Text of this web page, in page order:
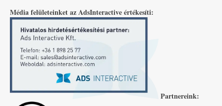
Média felületeinket az AdsInteractive értékesíti:
Partnereink: